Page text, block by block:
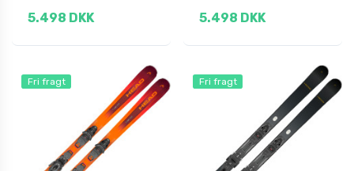
5.498 DKK 5.498 DKK
Fri fragt Fri fragt